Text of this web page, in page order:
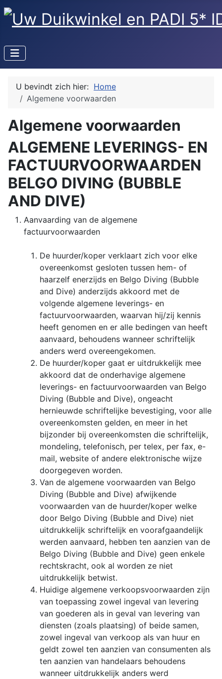
U bevindt zich hier: Home
Algemene voorwaarden
Algemene voorwaarden
ALGEMENE LEVERINGS- EN
FACTUURVOORWAARDEN
BELGO DIVING (BUBBLE
AND DIVE)
Aanvaarding van de algemene
factuurvoorwaarden
De huurder/koper verklaart zich voor elke
overeenkomst gesloten tussen hem- of
haarzelf enerzijds en Belgo Diving (Bubble
and Dive) anderzijds akkoord met de
volgende algemene leverings- en
factuurvoorwaarden, waarvan hij/zij kennis
heeft genomen en er alle bedingen van heeft
aanvaard, behoudens wanneer schriftelijk
anders werd overeengekomen.
De huurder/koper gaat er uitdrukkelijk mee
akkoord dat de onderhavige algemene
leverings- en factuurvoorwaarden van Belgo
Diving (Bubble and Dive), ongeacht
hernieuwde schriftelijke bevestiging, voor alle
overeenkomsten gelden, en meer in het
bijzonder bij overeenkomsten die schriftelijk,
mondeling, telefonisch, per telex, per fax, e-
mail, website of andere elektronische wijze
doorgegeven worden.
Van de algemene voorwaarden van Belgo
Diving (Bubble and Dive) afwijkende
voorwaarden van de huurder/koper welke
door Belgo Diving (Bubble and Dive) niet
uitdrukkelijk schriftelijk en voorafgaandelijk
werden aanvaard, hebben ten aanzien van de
Belgo Diving (Bubble and Dive) geen enkele
rechtskracht, ook al worden ze niet
uitdrukkelijk betwist.
Huidige algemene verkoopsvoorwaarden zijn
van toepassing zowel ingeval van levering
van goederen als in geval van levering van
diensten (zoals plaatsing) of beide samen,
zowel ingeval van verkoop als van huur en
geldt zowel ten aanzien van consumenten als
ten aanzien van handelaars behoudens
wanneer uitdrukkelijk anders werd